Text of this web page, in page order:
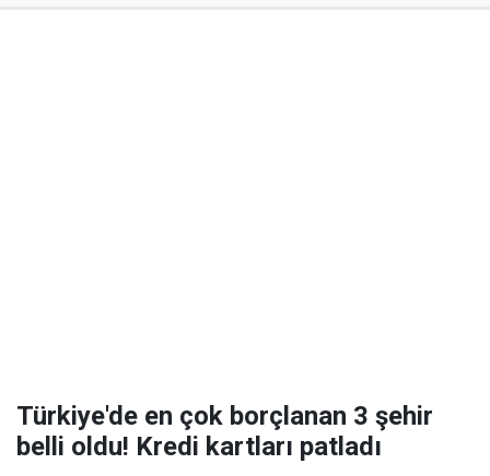
Türkiye'de en çok borçlanan 3 şehir
belli oldu! Kredi kartları patladı